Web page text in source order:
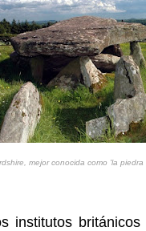
mejor conocida como 'la
institutos